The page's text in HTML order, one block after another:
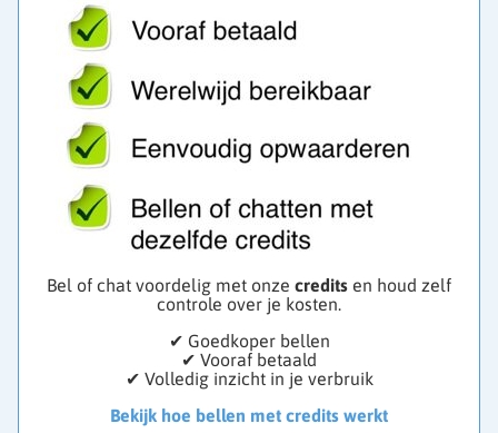
Bel of chat voordelig met onze credits en houd zelf
controle over je kosten.
✔ Goedkoper bellen
✔ Vooraf betaald
✔ Volledig inzicht in je verbruik
Bekijk hoe bellen met credits werkt